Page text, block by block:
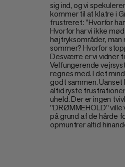
sig ind, og vi
kommer til at klatre i
frustreret: "Hvorfor
Hvorfor har vi ikke
højtryksområder, man
sommer? Hvorfor
Desværre er vi vidner
Velfungerende
regnes med. I det
godt sammen. Uanset
altid ryste
uheld. Der er ingen
"DRØMMEHOLD"
på grund af de hårde
opmuntrer altid